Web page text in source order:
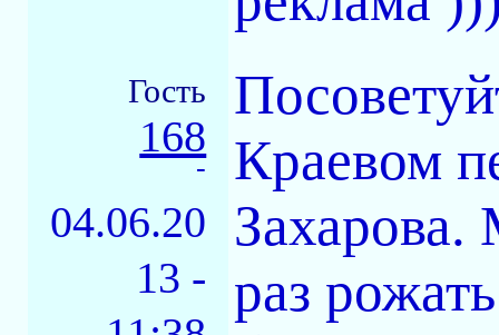
Гость
168
-
04.06.20
13 -
Краевом
раз